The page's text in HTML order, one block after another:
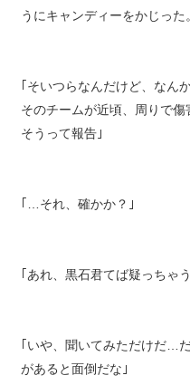
うにキャンディーをかじった。
｢そいつらなんだけど、なん
そのチームが近頃、周りで
そうって報告｣
｢…それ、確かか？｣
｢あれ、黒石君てば疑っちゃ
｢いや、聞いてみただけだ…
があると面倒だな｣